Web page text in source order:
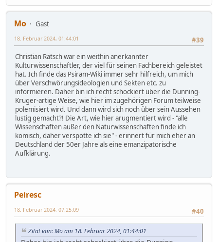
Mo
Gast
#39
18. Februar 2024, 01:44:01
Christian Rätsch war ein weithin anerkannter
Kulturwissenschaftler, der viel für seinen Fachbereich geleistet
hat. Ich finde das Psiram-Wiki immer sehr hilfreich, um mich
über Verschwörungsideologien und Sekten etc. zu
informieren. Daher bin ich recht schockiert über die Dunning-
Kruger-artige Weise, wie hier im zugehörigen Forum teilweise
polemisiert wird. Und dann wird sich noch über sein Aussehen
lustig gemacht?! Die Art, wie hier arugmentiert wird - "alle
Wissenschaften außer den Naturwissenschaften finde ich
komisch, daher verspotte ich sie" - erinnert für mich eher an
Deutschland der 50er Jahre als eine emanzipatorische
Aufklärung.
Peiresc
#40
18. Februar 2024, 07:25:09
Zitat von: Mo am 18. Februar 2024, 01:44:01